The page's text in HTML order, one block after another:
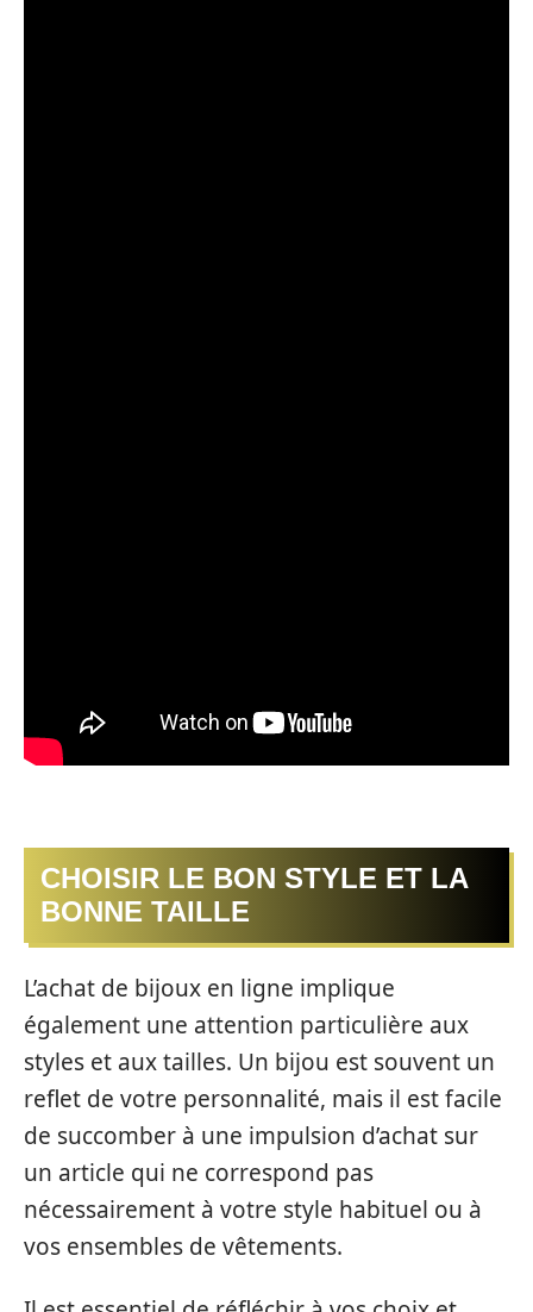
CHOISIR LE BON STYLE ET LA
BONNE TAILLE
L’achat de bijoux en ligne implique
également une attention particulière aux
styles et aux tailles. Un bijou est souvent un
reflet de votre personnalité, mais il est facile
de succomber à une impulsion d’achat sur
un article qui ne correspond pas
nécessairement à votre style habituel ou à
vos ensembles de vêtements.